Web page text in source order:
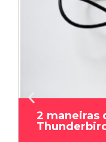
2 maneiras
Thunderbird